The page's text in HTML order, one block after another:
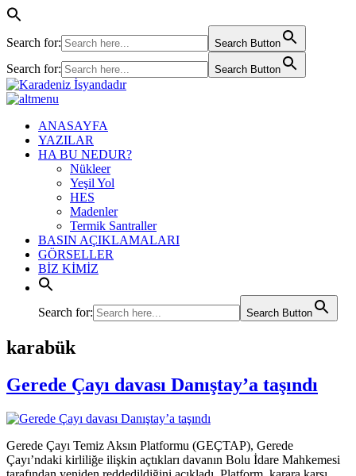
Search for: Search Button
Search for: Search Button
ANASAYFA
YAZILAR
HA BU NEDUR?
Nükleer
Yeşil Yol
HES
Madenler
Termik Santraller
BASIN AÇIKLAMALARI
GÖRSELLER
BİZ KİMİZ
Search for: Search Button
karabük
Gerede Çayı davası Danıştay’a taşındı
Gerede Çayı Temiz Aksın Platformu (GEÇTAP), Gerede
Çayı’ndaki kirliliğe ilişkin açtıkları davanın Bolu İdare Mahkemesi